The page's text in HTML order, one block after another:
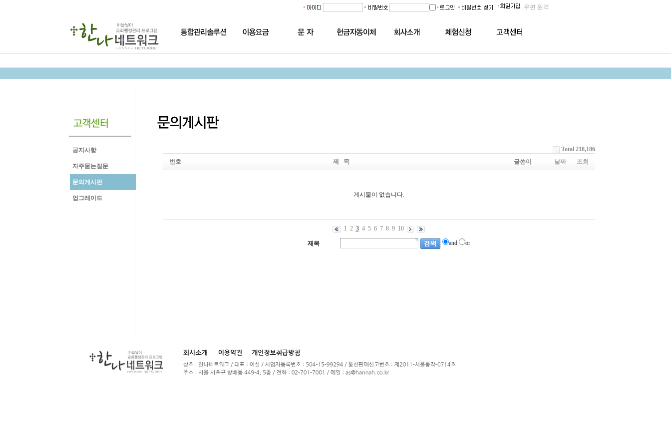
우편 원격
공지사항
자주묻는질문
문의게시판
업그레이드
Total 218,186
번호
제 목 글쓴이 날짜 조회
게시물이 없습니다.
1 2 3 4 5 6 7 8 9 10
제목 and or